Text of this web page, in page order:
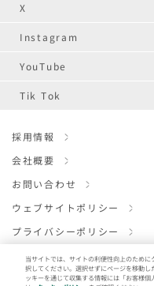
X
Instagram
YouTube
Tik Tok
採用情報
会社概要
お問い合わせ
ウェブサイトポリシー
プライバシーポリシー
クッキーポリシー
ENGLISH
当サイトでは、サイトの利便性向上のため
択してください。選択せずにページを移動
ッキーを通じて収集する情報には「お客様